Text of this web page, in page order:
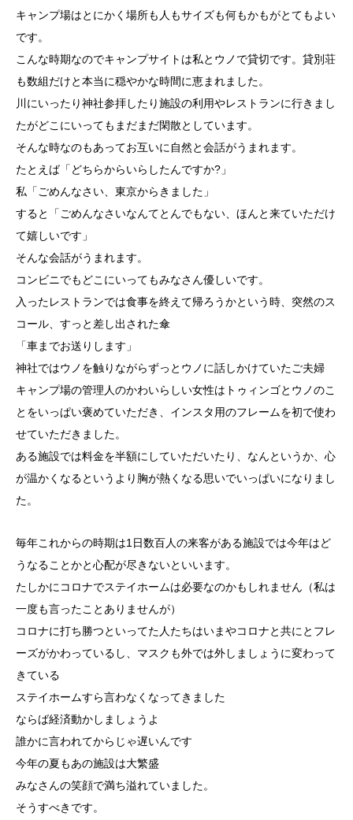
キャンプ場はとにかく場所も人もサイズも何もかもがとてもよい
です。
こんな時期なのでキャンプサイトは私とウノで貸切です。貸別荘
も数組だけと本当に穏やかな時間に恵まれました。
川にいったり神社参拝したり施設の利用やレストランに行きまし
たがどこにいってもまだまだ閑散としています。
そんな時なのもあってお互いに自然と会話がうまれます。
たとえば「どちらからいらしたんですか?」
私「ごめんなさい、東京からきました」
すると「ごめんなさいなんてとんでもない、ほんと来ていただけ
て嬉しいです」
そんな会話がうまれます。
コンビニでもどこにいってもみなさん優しいです。
入ったレストランでは食事を終えて帰ろうかという時、突然のス
コール、すっと差し出された傘
「車までお送りします」
神社ではウノを触りながらずっとウノに話しかけていたご夫婦
キャンプ場の管理人のかわいらしい女性はトゥィンゴとウノのこ
とをいっぱい褒めていただき、インスタ用のフレームを初で使わ
せていただきました。
ある施設では料金を半額にしていただいたり、なんというか、心
が温かくなるというより胸が熱くなる思いでいっぱいになりまし
た。
毎年これからの時期は1日数百人の来客がある施設では今年はど
うなることかと心配が尽きないといいます。
たしかにコロナでステイホームは必要なのかもしれません（私は
一度も言ったことありませんが）
コロナに打ち勝つといってた人たちはいまやコロナと共にとフレ
ーズがかわっているし、マスクも外では外しましょうに変わって
きている
ステイホームすら言わなくなってきました
ならば経済動かしましょうよ
誰かに言われてからじゃ遅いんです
今年の夏もあの施設は大繁盛
みなさんの笑顔で満ち溢れていました。
そうすべきです。